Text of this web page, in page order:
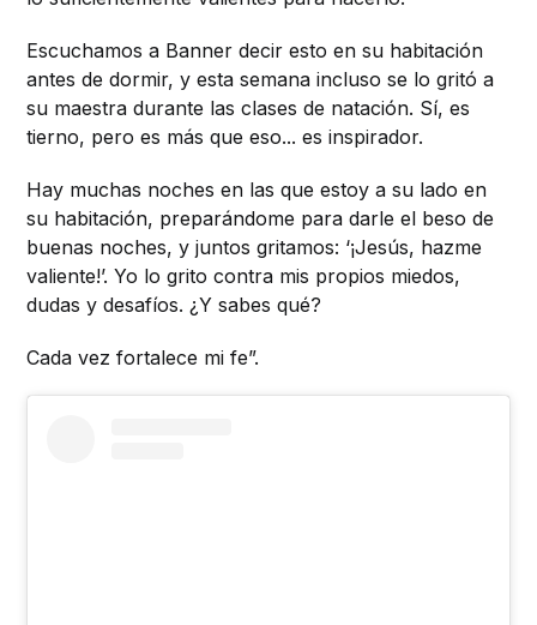
Escuchamos a Banner decir esto en su habitación
antes de dormir, y esta semana incluso se lo gritó a
su maestra durante las clases de natación. Sí, es
tierno, pero es más que eso... es inspirador.
Hay muchas noches en las que estoy a su lado en
su habitación, preparándome para darle el beso de
buenas noches, y juntos gritamos: ‘¡Jesús, hazme
valiente!’. Yo lo grito contra mis propios miedos,
dudas y desafíos. ¿Y sabes qué?
Cada vez fortalece mi fe”.